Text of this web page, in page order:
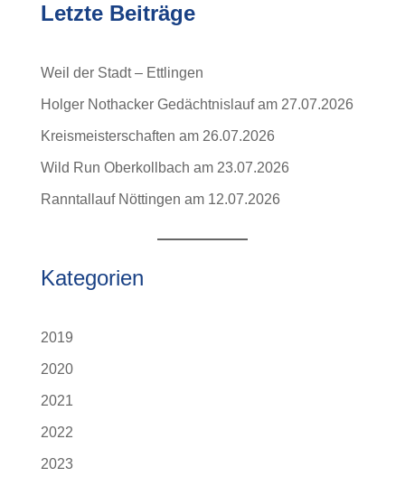
Letzte Beiträge
Weil der Stadt – Ettlingen
Holger Nothacker Gedächtnislauf am 27.07.2026
Kreismeisterschaften am 26.07.2026
Wild Run Oberkollbach am 23.07.2026
Ranntallauf Nöttingen am 12.07.2026
Kategorien
2019
2020
2021
2022
2023